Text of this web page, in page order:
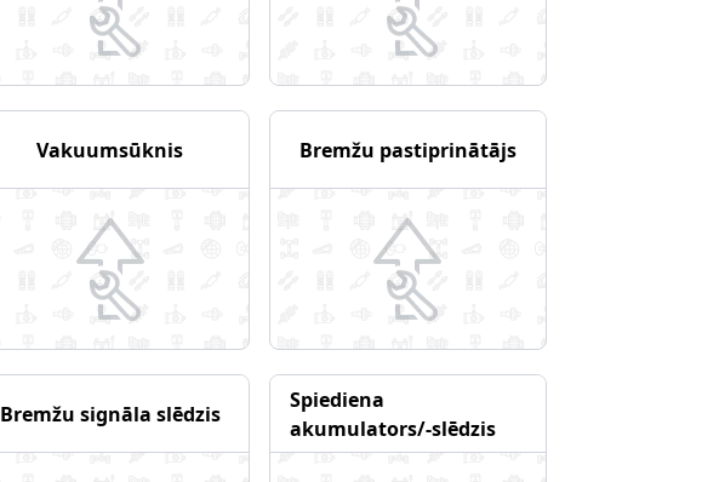
Vakuumsūknis Bremžu pastiprinātājs
Bremžu signāla slēdzis
Spiediena
akumulators/-slēdzis